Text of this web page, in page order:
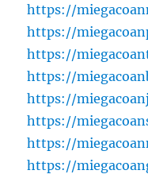
https://
https://
https://
https://
https://
https://
https://
https://